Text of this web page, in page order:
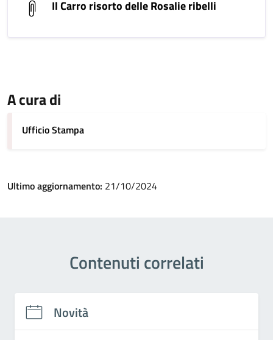
Il Carro risorto delle Rosalie ribelli
A cura di
Ufficio Stampa
Ultimo aggiornamento: 21/10/2024
Contenuti correlati
Novità